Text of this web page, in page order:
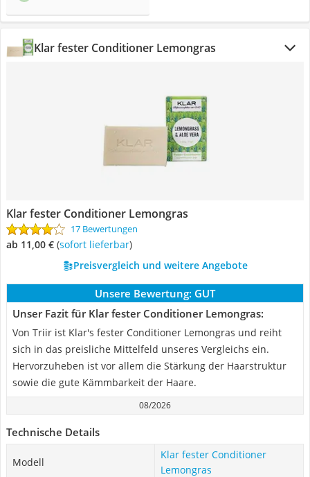
Klar fester Conditioner Lemongras
Klar fester Conditioner Lemongras
17 Bewertungen
ab 11,00 € ( Sofort lieferbar)
Preisvergleich und weitere Angebote
Unsere Bewertung: GUT
Unser Fazit für Klar fester Conditioner Lemongras:
Von Triir ist Klar's fester Conditioner Lemongras und reiht
sich in das preisliche Mittelfeld unseres Vergleichs ein.
Hervorzuheben ist vor allem die Stärkung der Haarstruktur
sowie die gute Kämmbarkeit der Haare.
08/2026
Technische Details
Modell
Klar fester Conditioner
Lemongras